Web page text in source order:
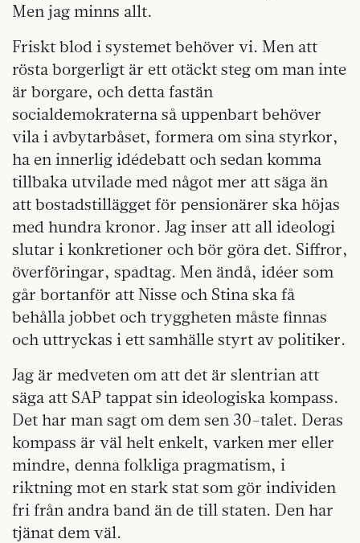
Men jag minns allt.
Friskt blod i systemet behöver vi. Men att
rösta borgerligt är ett otäckt steg om man inte
är borgare, och detta fastän
socialdemokraterna så uppenbart behöver
vila i avbytarbåset, formera om sina styrkor,
ha en innerlig idédebatt och sedan komma
tillbaka utvilade med något mer att säga än
att bostadstillägget för pensionärer ska höjas
med hundra kronor. Jag inser att all ideologi
slutar i konkretioner och bör göra det. Siffror,
överföringar, spadtag. Men ändå, idéer som
går bortanför att Nisse och Stina ska få
behålla jobbet och tryggheten måste finnas
och uttryckas i ett samhälle styrt av politiker.
Jag är medveten om att det är slentrian att
säga att SAP tappat sin ideologiska kompass.
Det har man sagt om dem sen 30-talet. Deras
kompass är väl helt enkelt, varken mer eller
mindre, denna folkliga pragmatism, i
riktning mot en stark stat som gör individen
fri från andra band än de till staten. Den har
tjänat dem väl.